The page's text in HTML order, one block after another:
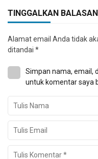
TINGGALKAN BALASAN
Alamat email Anda tidak
ditandai *
Simpan nama, email,
untuk komentar saya